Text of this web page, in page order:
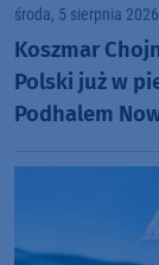
środa, 5 sierpnia
Koszmar
Polski już w
Podhalem